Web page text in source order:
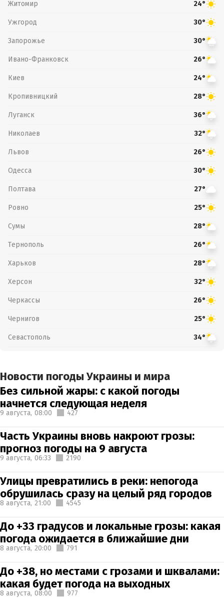
Житомир 24°
Ужгород 30°
Запорожье 30°
Ивано-Франковск 26°
Киев 24°
Кропивницкий 28°
Луганск 36°
Николаев 32°
Львов 26°
Одесса 30°
Полтава 27°
Ровно 25°
Сумы 28°
Тернополь 26°
Харьков 28°
Херсон 32°
Черкассы 26°
Чернигов 25°
Севастополь 34°
Новости погоды Украины и мира
Без сильной жары: с какой погоды
начнется следующая неделя
9 августа, 08:00 427
Часть Украины вновь накроют грозы:
прогноз погоды на 9 августа
9 августа, 06:33 2190
Улицы превратились в реки: непогода
обрушилась сразу на целый ряд городов
8 августа, 21:00 4545
До +33 градусов и локальные грозы: какая
погода ожидается в ближайшие дни
8 августа, 20:00 791
До +38, но местами с грозами и шквалами:
какая будет погода на выходных
8 августа, 08:00 977